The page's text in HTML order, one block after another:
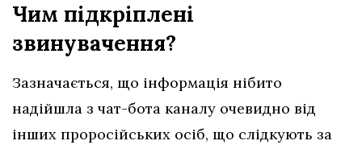
Чим підкріплені
звинувачення?
Зазначається, що інформація нібито
надійшла з чат-бота каналу очевидно від
інших проросійських осіб, що слідкують за